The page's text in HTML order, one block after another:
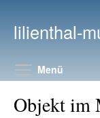
lilienthal-
Menü
Objekt im